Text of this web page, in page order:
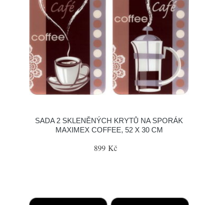
SADA 2 SKLENĚNÝCH KRYTŮ NA SPORÁK
MAXIMEX COFFEE, 52 X 30 CM
899 Kč